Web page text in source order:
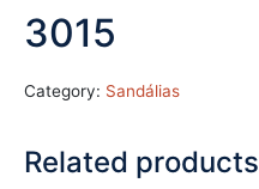
3015
Category: Sandálias
Related products